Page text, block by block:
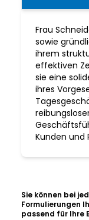
Frau
sowie
ihrem
effektiven
sie eine
ihres
Kunden und
Sie können bei
Formulierungen
passend für Ihre